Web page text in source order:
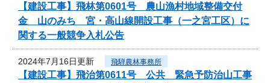
【建設工事】飛林第0601号 農山漁村地域整備交付
金 山のみち 宮・高山線開設工事（一之宮工区）に
関する一般競争入札公告
2024年7月16日更新 飛騨農林事務所
【建設工事】飛治第0611号 公共 緊急予防治山工事